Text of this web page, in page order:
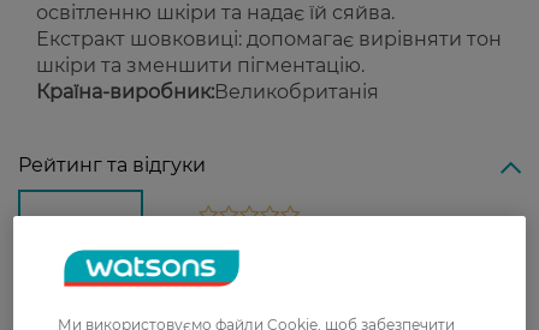
освітленню шкіри та надає їй сяйва.
Екстракт шовковиці: допомагає вирівняти тон
шкіри та зменшити пігментацію.
Країна-виробник:Великобританія
Рейтинг та відгуки
0 0 відгуків
Ми використовуємо файли Cookie, щоб забезпечити